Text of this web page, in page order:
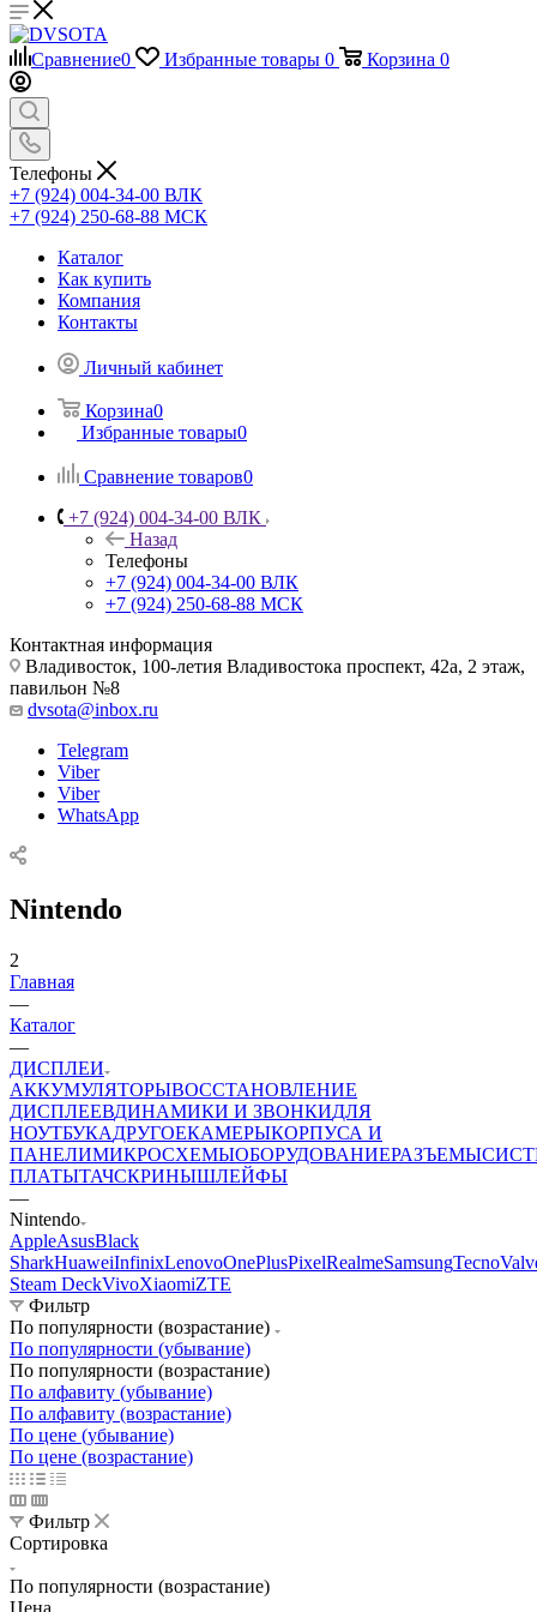
Сравнение0 Избранные товары 0 Корзина 0
Телефоны
+7 (924) 004-34-00 ВЛК
+7 (924) 250-68-88 МСК
Каталог
Как купить
Компания
Контакты
Личный кабинет
Корзина0
Избранные товары0
Сравнение товаров0
+7 (924) 004-34-00 ВЛК
Назад
Телефоны
+7 (924) 004-34-00 ВЛК
+7 (924) 250-68-88 МСК
Контактная информация
Владивосток, 100-летия Владивостока проспект, 42а, 2 этаж,
павильон №8
dvsota@inbox.ru
Telegram
Viber
Viber
WhatsApp
Nintendo
2
Главная
—
Каталог
—
ДИСПЛЕИ
АККУМУЛЯТОРЫВОССТАНОВЛЕНИЕ
ДИСПЛЕЕВДИНАМИКИ И ЗВОНКИДЛЯ
НОУТБУКАДРУГОЕКАМЕРЫКОРПУСА И
ПАНЕЛИМИКРОСХЕМЫОБОРУДОВАНИЕРАЗЪЕМЫ
ПЛАТЫТАЧСКРИНЫШЛЕЙФЫ
—
Nintendo
AppleAsusBlack
SharkHuaweiInfinixLenovoOnePlusPixelRealmeSamsungTecno
Steam DeckVivoXiaomiZTE
Фильтр
По популярности (возрастание)
По популярности (убывание)
По популярности (возрастание)
По алфавиту (убывание)
По алфавиту (возрастание)
По цене (убывание)
По цене (возрастание)
Фильтр
Сортировка
По популярности (возрастание)
Цена